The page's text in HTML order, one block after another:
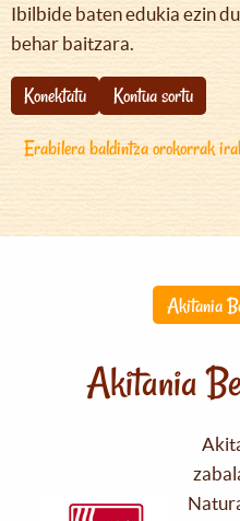
Ibilbide baten edukia ezin
behar baitzara.
Konektatu
Kontua sortu
Erabilera baldintza orokorrak
Akitania
Akitania